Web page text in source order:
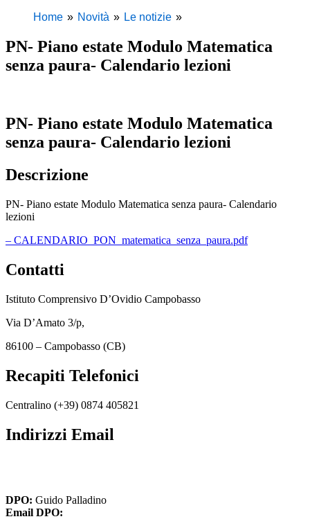
Home
Novità Le notizie
PN- Piano estate Modulo Matematica
senza paura- Calendario lezioni
PN- Piano estate Modulo Matematica
senza paura- Calendario lezioni
Descrizione
PN- Piano estate Modulo Matematica senza paura- Calendario
lezioni
– CALENDARIO_PON_matematica_senza_paura.pdf
Contatti
Istituto Comprensivo D’Ovidio Campobasso
Via D’Amato 3/p,
86100 – Campobasso (CB)
Recapiti Telefonici
Centralino (+39) 0874 405821
Indirizzi Email
DPO: Guido Palladino
Email DPO: